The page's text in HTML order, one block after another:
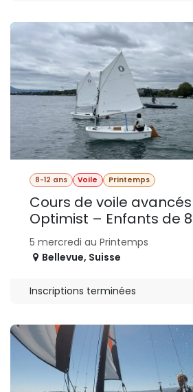
8-12 ans Voile Printemps
Cours de voile
Optimist – Enfants de 8
5 mercredi au Printemps
Bellevue, Suisse
Inscriptions terminées